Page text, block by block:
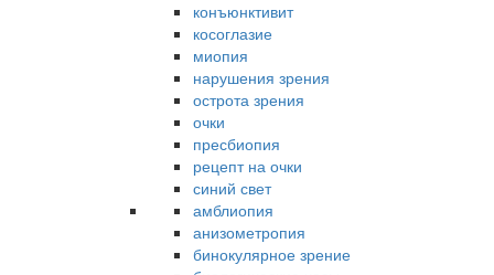
конъюнктивит
косоглазие
миопия
нарушения зрения
острота зрения
очки
пресбиопия
рецепт на очки
синий свет
амблиопия
анизометропия
бинокулярное зрение